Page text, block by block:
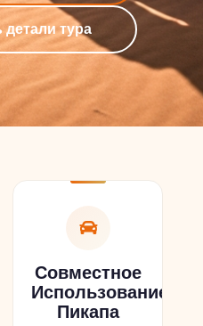
тура
Совместное
Использование
Пикапа